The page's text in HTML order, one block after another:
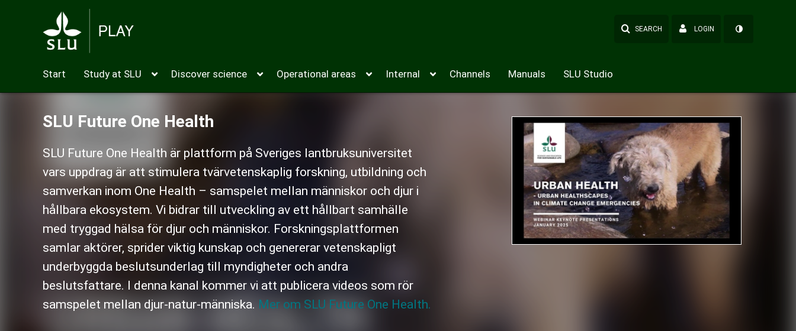
SEARCH LOGIN
Start Study at SLU Discover science Operational areas Internal Channels Manuals SLU Studio
SLU Future One Health
SLU Future One Health är plattform på Sveriges lantbruksuniversitet
vars uppdrag är att stimulera tvärvetenskaplig forskning, utbildning och
samverkan inom One Health – samspelet mellan människor och djur i
hållbara ekosystem. Vi bidrar till utveckling av ett hållbart samhälle
med tryggad hälsa för djur och människor. Forskningsplattformen
samlar aktörer, sprider viktig kunskap och genererar vetenskapligt
underbyggda beslutsunderlag till myndigheter och andra
beslutsfattare. I denna kanal kommer vi att publicera videos som rör
samspelet mellan djur-natur-människa. Mer om SLU Future One Health.